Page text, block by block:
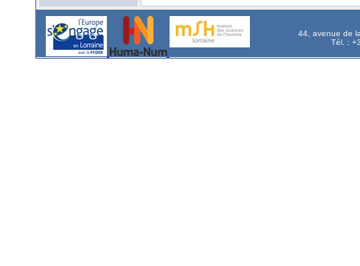
44, avenue de
Tél. :